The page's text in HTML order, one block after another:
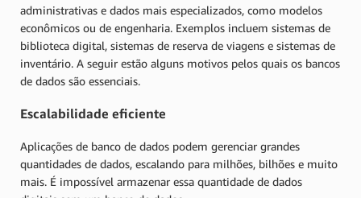
administrativas e dados mais especializados, como modelos
econômicos ou de engenharia. Exemplos incluem sistemas de
biblioteca digital, sistemas de reserva de viagens e sistemas de
inventário. A seguir estão alguns motivos pelos quais os bancos
de dados são essenciais.
Escalabilidade eficiente
Aplicações de banco de dados podem gerenciar grandes
quantidades de dados, escalando para milhões, bilhões e muito
mais. É impossível armazenar essa quantidade de dados